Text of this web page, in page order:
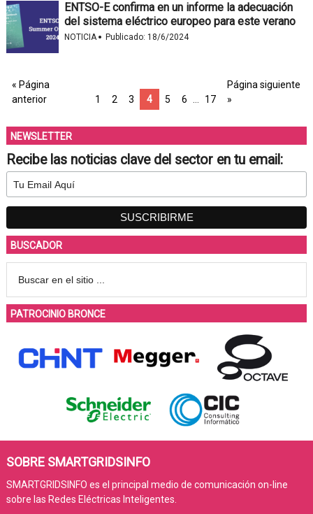
ENTSO-E confirma en un informe la adecuación
del sistema eléctrico europeo para este verano
NOTICIA· Publicado: 18/6/2024
« Página
anterior
1 2 3 4 5 6 17
Página siguiente
»
NEWSLETTER
Recibe las noticias clave del sector en tu email:
BUSCADOR
PATROCINIO BRONCE
SOBRE SMARTGRIDSINFO
SMARTGRIDSINFO es el principal medio de comunicación on-line
sobre las Redes Eléctricas Inteligentes.